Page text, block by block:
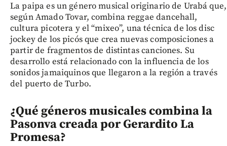
La paipa es un género musical originario de Urabá que,
según Amado Tovar, combina reggae dancehall,
cultura picotera y el “mixeo”, una técnica de los disc
jockey de los picós que crea nuevas composiciones a
partir de fragmentos de distintas canciones. Su
desarrollo está relacionado con la influencia de los
sonidos jamaiquinos que llegaron a la región a través
del puerto de Turbo.
¿Qué géneros musicales combina la
Pasonva creada por Gerardito La
Promesa?